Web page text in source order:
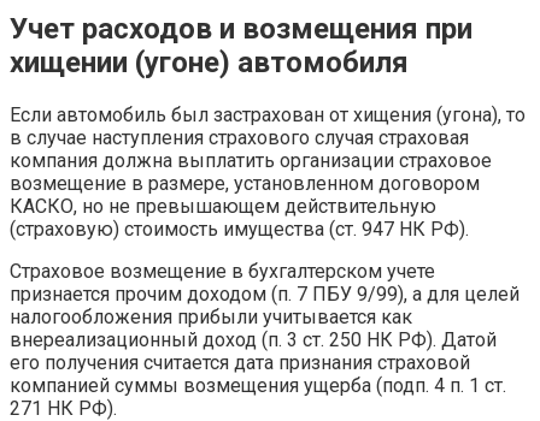
Учет расходов и возмещения при
хищении (угоне) автомобиля
Если автомобиль был застрахован от хищения (угона), то
в случае наступления страхового случая страховая
компания должна выплатить организации страховое
возмещение в размере, установленном договором
КАСКО, но не превышающем действительную
(страховую) стоимость имущества (ст. 947 НК РФ).
Страховое возмещение в бухгалтерском учете
признается прочим доходом (п. 7 ПБУ 9/99), а для целей
налогообложения прибыли учитывается как
внереализационный доход (п. 3 ст. 250 НК РФ). Датой
его получения считается дата признания страховой
компанией суммы возмещения ущерба (подп. 4 п. 1 ст.
271 НК РФ).